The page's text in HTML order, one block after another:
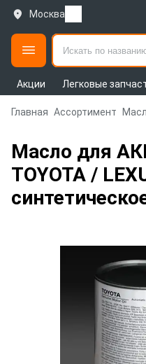
Москва
Акции Легковые
Главная Ассортимент
Масло для
TOYOTA /